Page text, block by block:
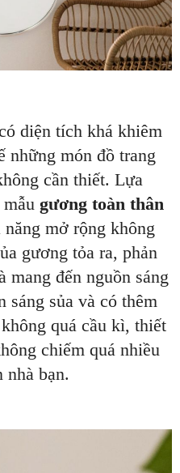
diện tích khá khiêm
những món đồ trang
cần thiết. Lựa
gương toàn thân
năng mở rộng không
gương tỏa ra, phản
mang đến nguồn sáng
sáng sủa và có thêm
quá cầu kì, thiết
chiếm quá nhiều
nhà bạn.